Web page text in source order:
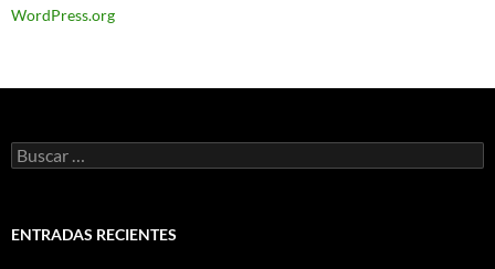
WordPress.org
Buscar:
ENTRADAS RECIENTES